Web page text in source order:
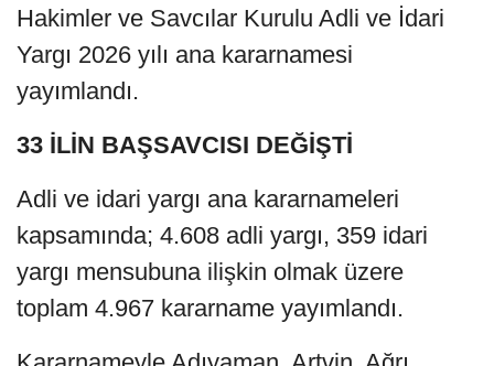
Hakimler ve Savcılar Kurulu Adli ve İdari
Yargı 2026 yılı ana kararnamesi
yayımlandı.
33 İLİN BAŞSAVCISI DEĞİŞTİ
Adli ve idari yargı ana kararnameleri
kapsamında; 4.608 adli yargı, 359 idari
yargı mensubuna ilişkin olmak üzere
toplam 4.967 kararname yayımlandı.